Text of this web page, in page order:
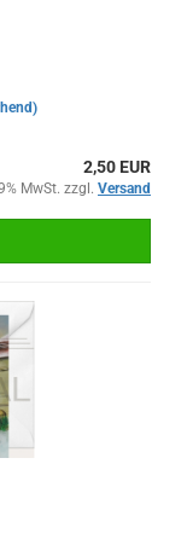
2,50 EUR
MwSt. zzgl. Versand